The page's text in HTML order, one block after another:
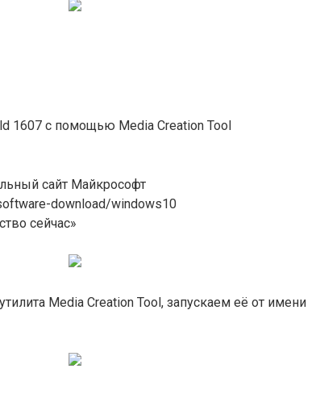
1607 с помощью Media Creation Tool
сайт Майкрософт
download/windows10
сейчас»
Media Creation Tool, запускаем её от имени